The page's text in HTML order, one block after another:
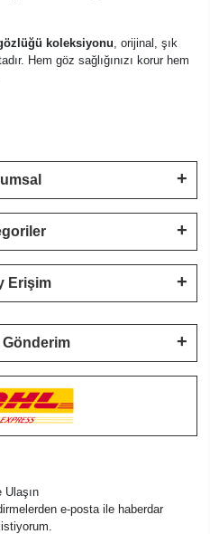
koleksiyonu, orijinal, şık
Hem göz sağlığınızı korur hem
Erişim
Gönderim
Ulaşın
e-posta ile haberdar